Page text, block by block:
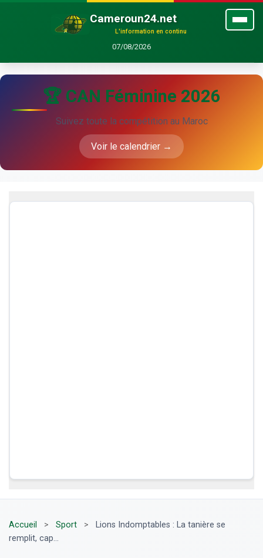
Cameroun24.net
L'information en continu
07/08/2026
🏆 CAN Féminine 2026
Suivez toute la compétition au Maroc
Voir le calendrier →
Accueil > Sport >
Lions Indomptables : La tanière se
remplit, cap...